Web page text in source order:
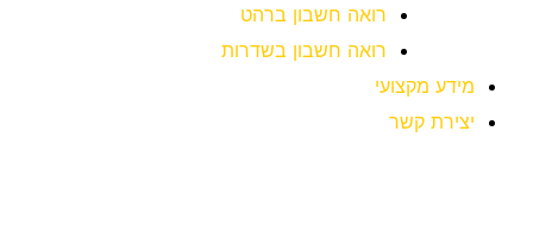
רואה חשבון ברהט
רואה חשבון בשדרות
מידע מקצועי
יצירת קשר